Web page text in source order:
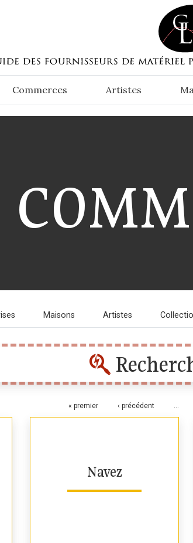
Commerces Artistes
Maisons Artistes
Pages
« premier ‹ précédent …
Navez